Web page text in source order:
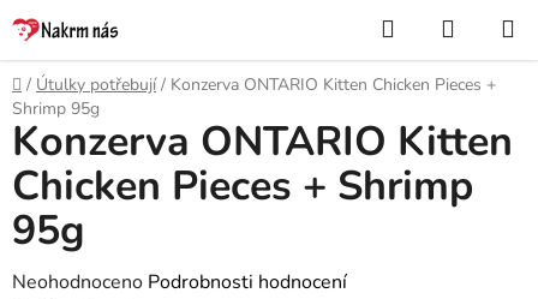
Přejít
na
obsah
Hledat
KOŠÍK
Domů
/ Útulky potřebují / Konzerva ONTARIO Kitten Chicken Pieces +
Shrimp 95g
Konzerva ONTARIO Kitten
Chicken Pieces + Shrimp
95g
Průměrné
Neohodnoceno Podrobnosti hodnocení